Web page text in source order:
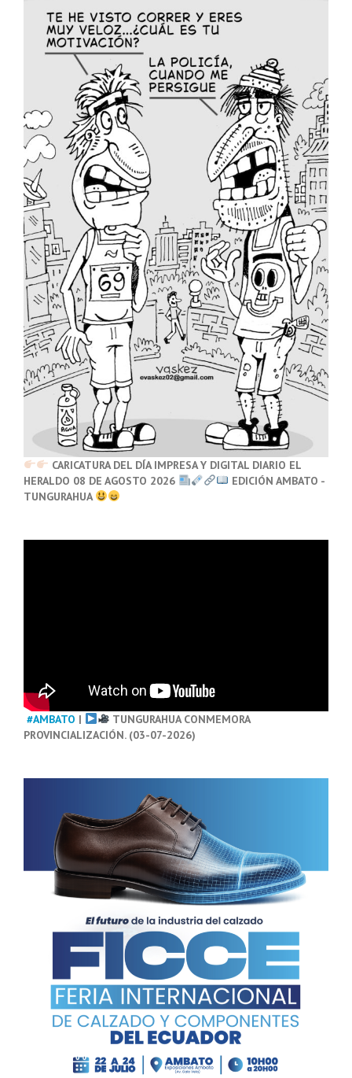
CARICATURA DEL DÍA IMPRESA Y DIGITAL DIARIO EL
HERALDO 08 DE AGOSTO 2026
EDICIÓN AMBATO -
TUNGURAHUA
#AMBATO |
TUNGURAHUA CONMEMORA
PROVINCIALIZACIÓN. (03-07-2026)